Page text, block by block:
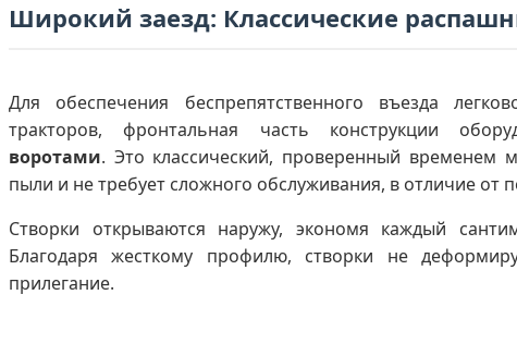
Широкий заезд: Классические
Для обеспечения беспрепятственного въезда
тракторов, фронтальная часть конструкции
воротами. Это классический, проверенный временем
пыли и не требует сложного обслуживания, в отличие от
Створки открываются наружу, экономя каждый
Благодаря жесткому профилю, створки не
прилегание.